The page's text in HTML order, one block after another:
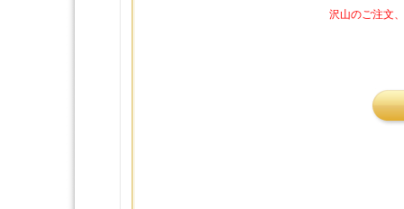
沢山のご注文